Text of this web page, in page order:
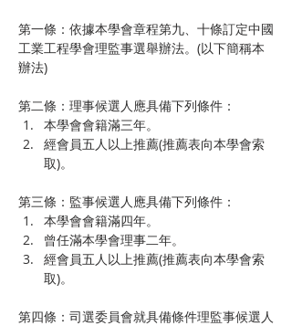
第一條：依據本學會章程第九、十條訂定中國
工業工程學會理監事選舉辦法。(以下簡稱本
辦法)
第二條：理事候選人應具備下列條件：
本學會會籍滿三年。
經會員五人以上推薦(推薦表向本學會索
取)。
第三條：監事候選人應具備下列條件：
本學會會籍滿四年。
曾任滿本學會理事二年。
經會員五人以上推薦(推薦表向本學會索
取)。
第四條：司選委員會就具備條件理監事候選人